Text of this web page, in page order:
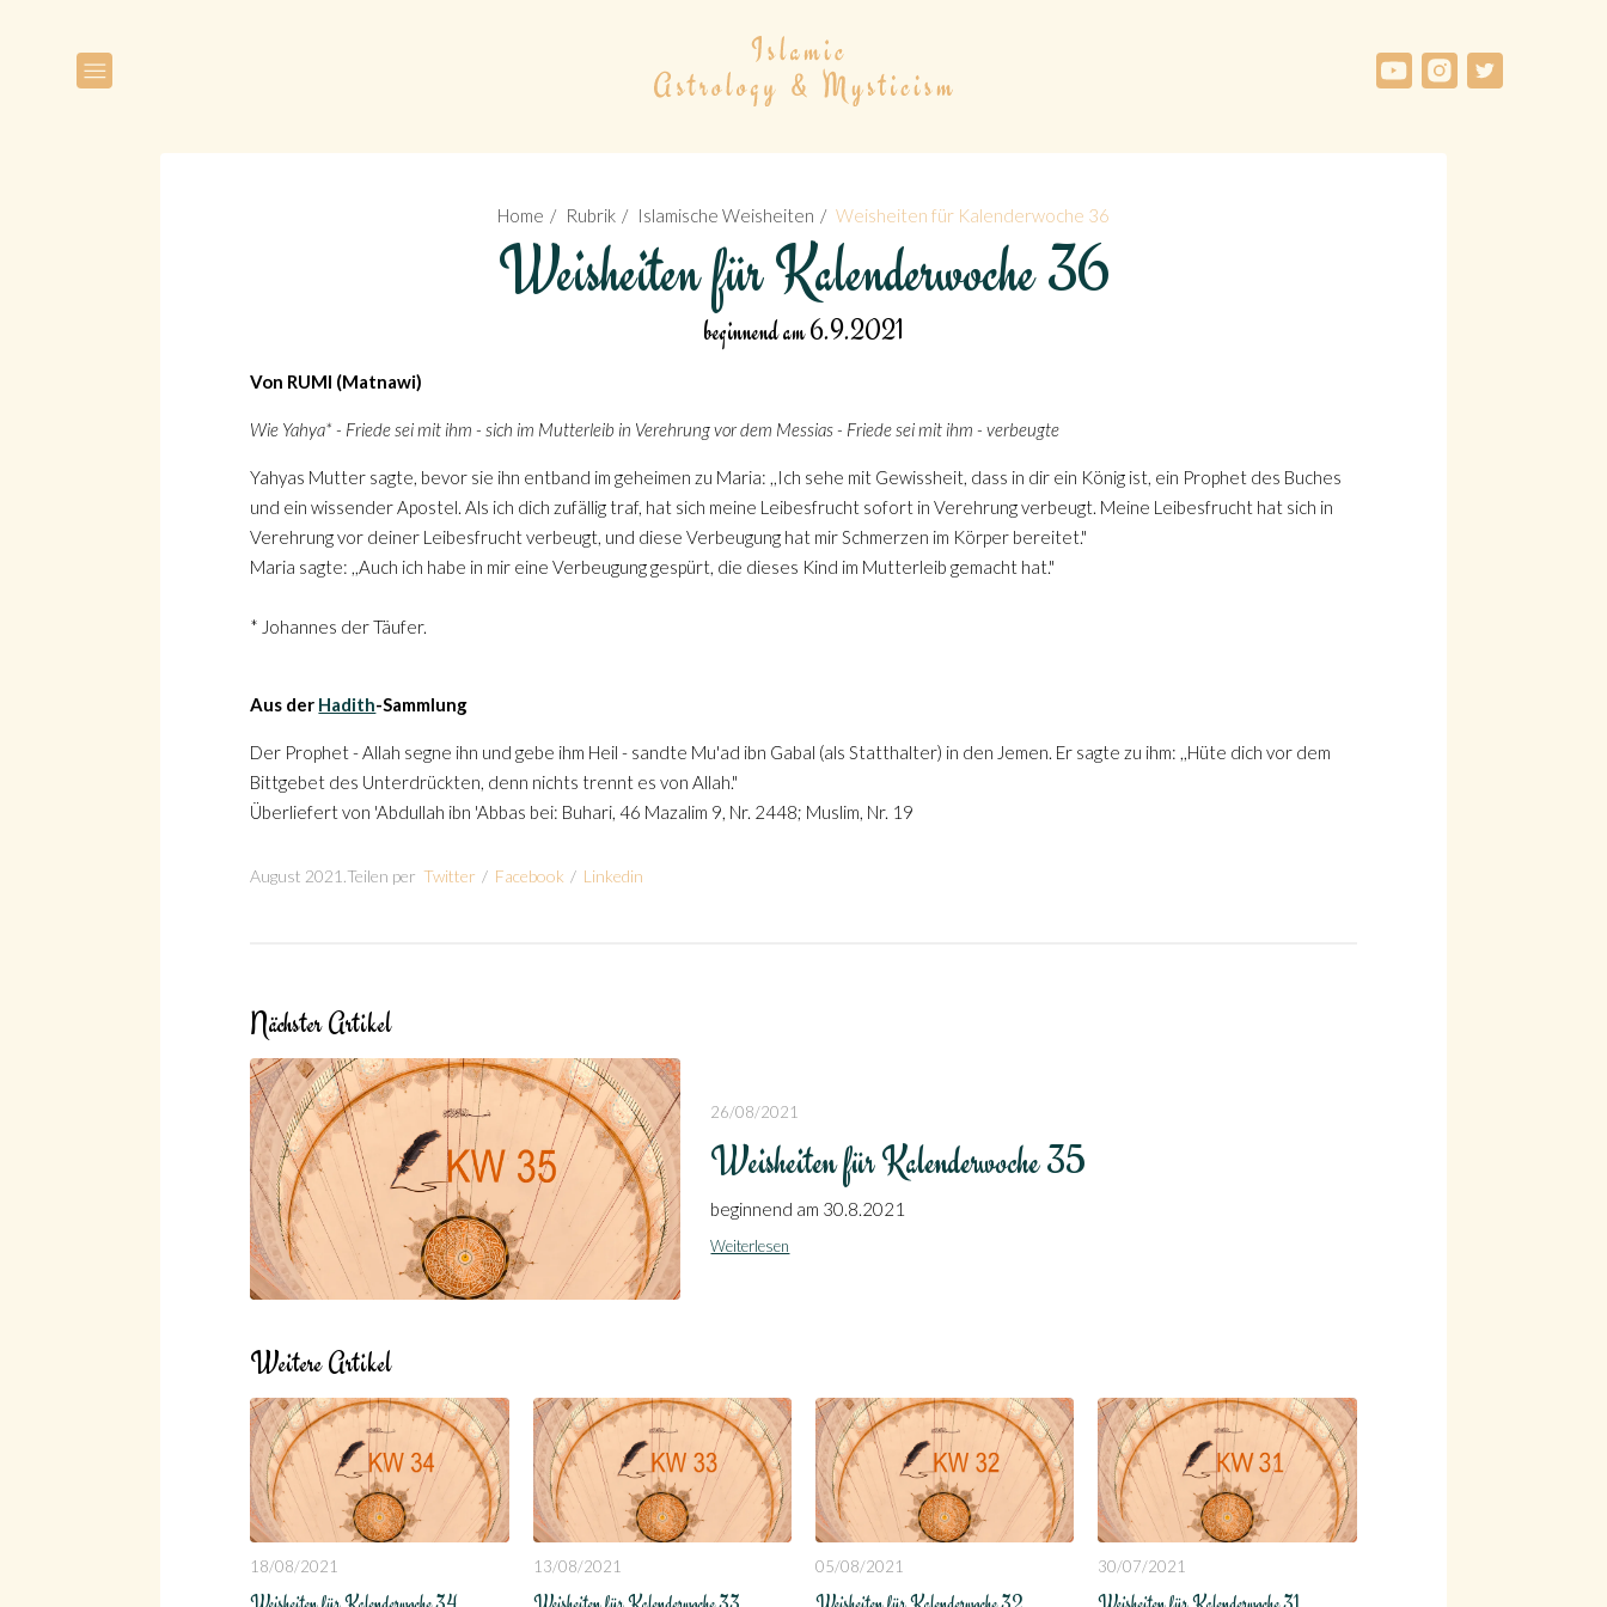
Home Rubrik Islamische Weisheiten Weisheiten für Kalenderwoche 36
Weisheiten für Kalenderwoche 36
beginnend am 6.9.2021
Von RUMI (Matnawi)
Wie Yahya* - Friede sei mit ihm - sich im Mutterleib in Verehrung vor dem Messias - Friede sei mit ihm - verbeugte
Yahyas Mutter sagte, bevor sie ihn entband im geheimen zu Maria: ,,Ich sehe mit Gewissheit, dass in dir ein König ist, ein Prophet des Buches
und ein wissender Apostel. Als ich dich zufällig traf, hat sich meine Leibesfrucht sofort in Verehrung verbeugt. Meine Leibesfrucht hat sich in
Verehrung vor deiner Leibesfrucht verbeugt, und diese Verbeugung hat mir Schmerzen im Körper bereitet."
Maria sagte: ,,Auch ich habe in mir eine Verbeugung gespürt, die dieses Kind im Mutterleib gemacht hat."
* Johannes der Täufer.
Aus der Hadith-Sammlung
Der Prophet - Allah segne ihn und gebe ihm Heil - sandte Mu'ad ibn Gabal (als Statthalter) in den Jemen. Er sagte zu ihm: ,,Hüte dich vor dem
Bittgebet des Unterdrückten, denn nichts trennt es von Allah."
Überliefert von 'Abdullah ibn 'Abbas bei: Buhari, 46 Mazalim 9, Nr. 2448; Muslim, Nr. 19
August 2021 .Teilen per Twitter / Facebook / Linkedin
Nächster Artikel
26/08/2021
Weisheiten für Kalenderwoche 35
beginnend am 30.8.2021
Weiterlesen
Weitere Artikel
18/08/2021 13/08/2021 05/08/2021 30/07/2021